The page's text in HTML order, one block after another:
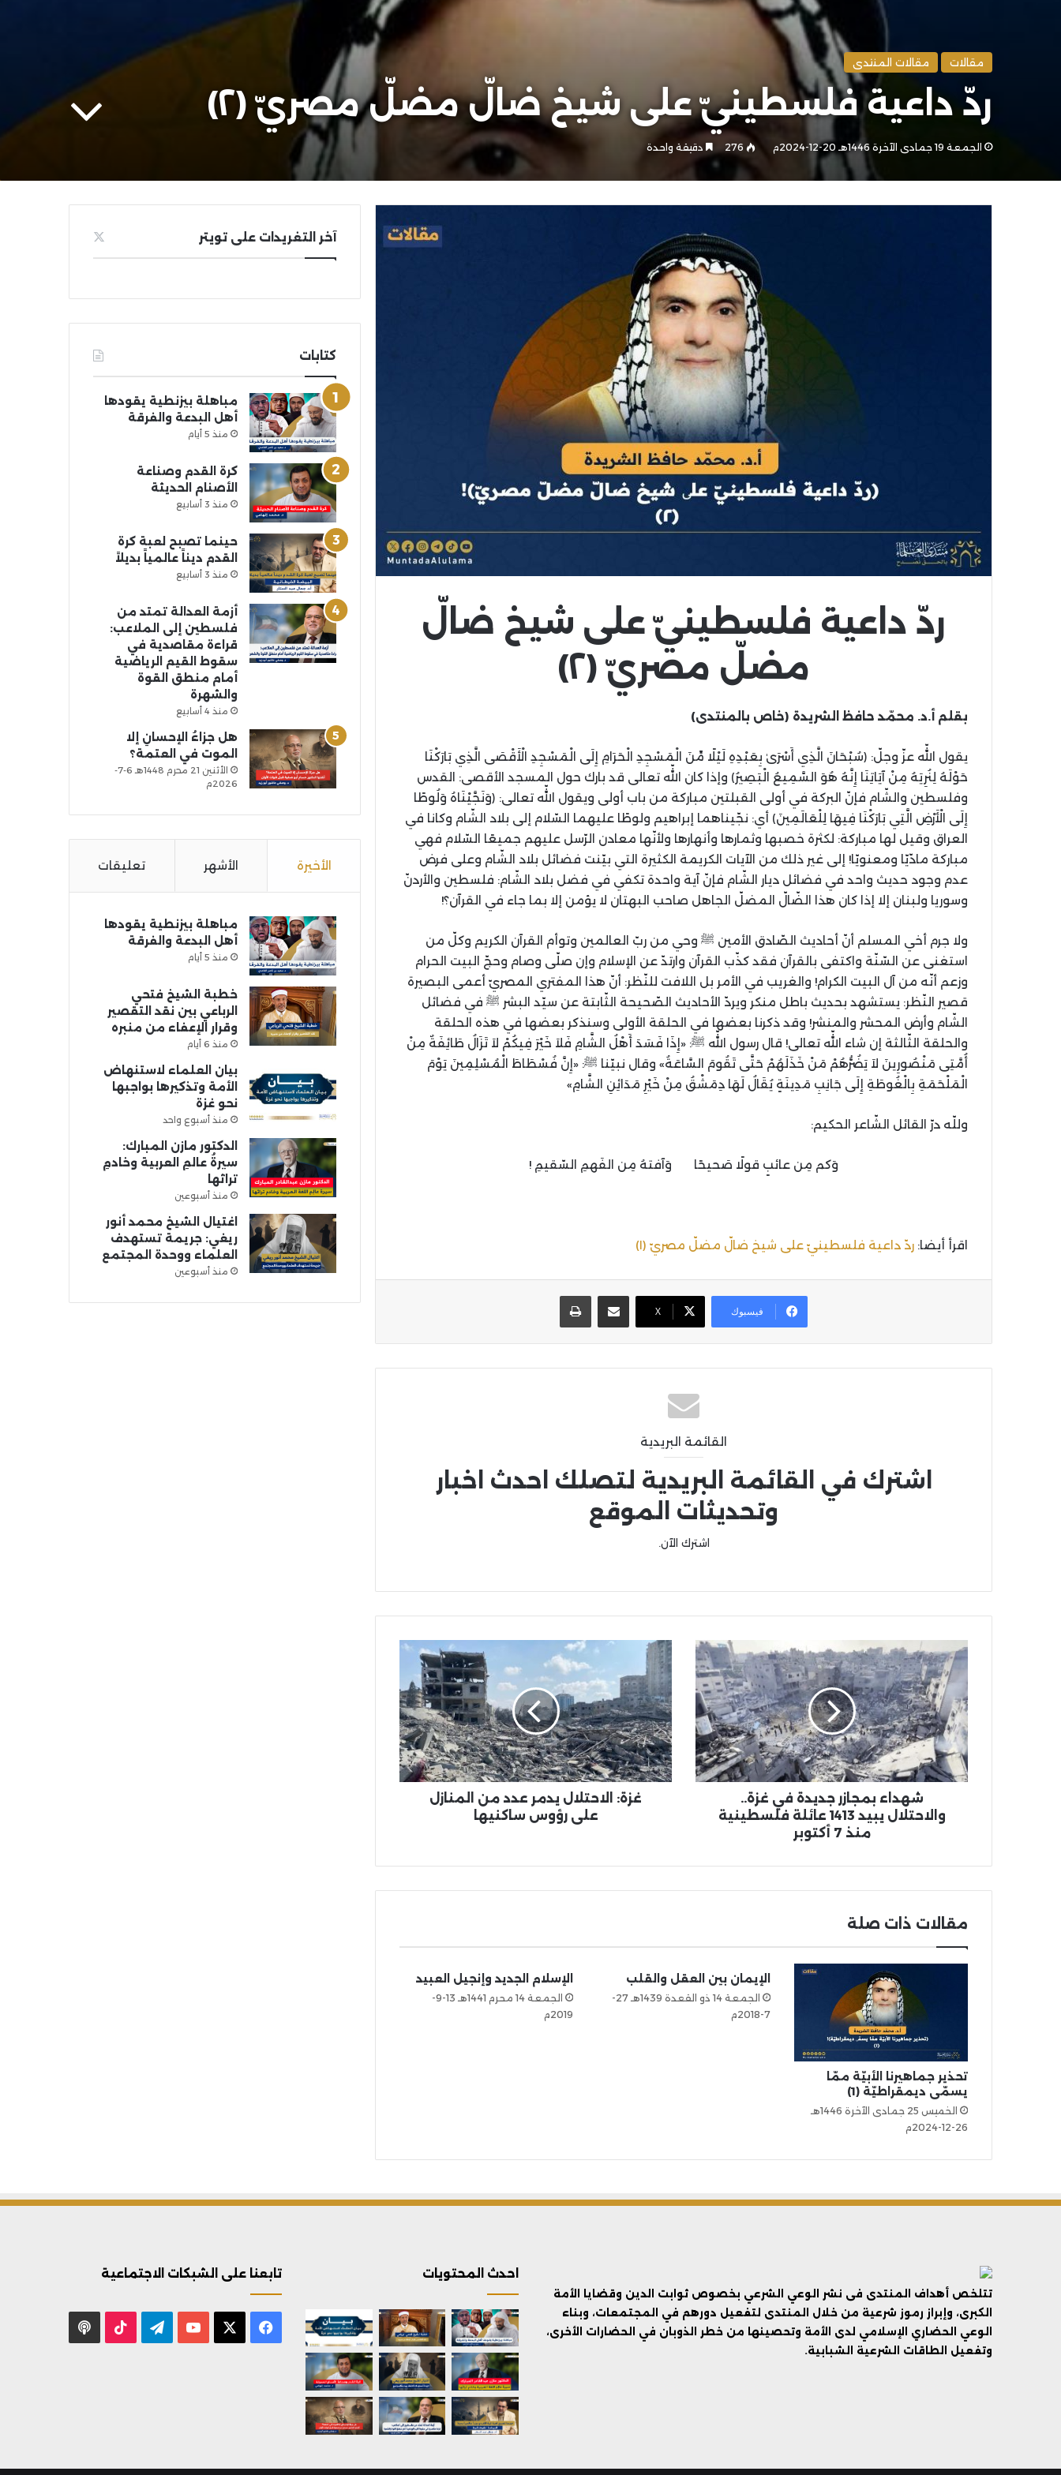
مقالات مقالات المنتدى
ردّ داعية فلسطينيّ علی شيخ ضالّ مضلّ مصريّ (٢)
الجمعة 19 جمادى الآخرة 1446هـ 20-12-2024م 276 دقيقة واحدة
ردّ داعية فلسطينيّ علی شيخ ضالّ
مضلّ مصريّ (٢)
بقلم أ.د. محمّد حافظ الشريدة (خاص بالمنتدى)
يقول اللّه عزّ وجلّ: ﴿سُبْحَانَ الَّذِي أَسْرَىٰ بِعَبْدِهِ لَيْلًا مِّنَ الْمَسْجِدِ الْحَرَامِ إِلَى الْمَسْجِدِ الْأَقْصَى الَّذِي بَارَكْنَا
حَوْلَهُ لِنُرِيَهُ مِنْ آيَاتِنَا إِنَّهُ هُوَ السَّمِيعُ الْبَصِيرُ﴾ وإذا كان اللّه تعالی قد بارك حول المسجد الأقصی: القدس
وفلسطين والشّام فإنّ البركة في أولی القبلتين مباركة من باب أولی ويقول اللّه تعالی: ﴿وَنَجَّيْنَاهُ وَلُوطًا
إِلَى الْأَرْضِ الَّتِي بَارَكْنَا فِيهَا لِلْعَالَمِينَ﴾ أي: نجّيناهما إبراهيم ولوطًا عليهما السّلام إلى بلاد الشّام وكانا في
العراق وقيل لها مباركة: لكثرة خصبها وثمارها وأنهارها ولأنّها معادن الرّسل عليهم جميعًا السّلام فهي
مباركة مادّيّا ومعنويّا! إلی غير ذلك من الآيات الكريمة الكثيرة التي بيّنت فضائل بلاد الشّام وعلی فرض
عدم وجود حديث واحد في فضائل ديار الشّام فإنّ آية واحدة تكفي في فضل بلاد الشّام: فلسطين والأردنّ
وسوريا ولبنان إلا إذا كان هذا الضّالّ المضلّ الجاهل صاحب البهتان لا يؤمن إلا بما جاء في القرآن؟!
ولا جرم أخي المسلم أنّ أحاديث الصّادق الأمين ﷺ وحي من ربّ العالمين وتوأم القرآن الكريم وكلّ من
استغنی عن السّنّة واكتفی بالقرآن فقد كذّب القرآن وارتدّ عن الإسلام وإن صلّی وصام وحجّ البيت الحرام
وزعم أنّه من آل البيت الكرام! والغريب في الأمر بل اللافت للنّظر: أنّ هذا المفتري المصريّ أعمی البصيرة
قصير النّظر: يستشهد بحديث باطل منكر ويردّ الأحاديث الصّحيحة الثّابتة عن سيّد البشر ﷺ في فضائل
الشّام وأرض المحشر والمنشر! وقد ذكرنا بعضها في الحلقة الأولی وسنذكر بعضها في هذه الحلقة
والحلقة الثّالثة إن شاء اللّه تعالی! قال رسول اللّه ﷺ: «إِذَا فَسَدَ أَهْلُ الشَّامِ فَلاَ خَيْرَ فِيكُمْ لاَ تَزَالُ طَائِفَةٌ مِنْ
أُمَّتِى مَنْصُورِينَ لاَ يَضُرُّهُمْ مَنْ خَذَلَهُمْ حَتَّى تَقُومَ السَّاعَةُ» وقال نبيّنا ﷺ: «إِنَّ فُسْطَاطَ الْمُسْلِمِينَ يَوْمَ
الْمَلْحَمَةِ بِالْغُوطَةِ إِلَى جَانِبِ مَدِينَةٍ يُقَالُ لَهَا دِمَشْقُ مِنْ خَيْرِ مَدَائِنِ الشَّامِ»
وللّه درّ القائل الشّاعر الحكيم:
وَكم مِن عائبٍ قولًا صَحيحًا وَآفتهُ مِن الفَهمِ السّقيمِ !
اقرأ أيضا: ردّ داعية فلسطينيّ علی شيخ ضالّ مضلّ مصريّ (١)
فيسبوك X
مشاركة عبر البريد
القائمة البريدية
اشترك في القائمة البريدية لتصلك احدث اخبار
وتحديثات الموقع
اشترك الآن.
شهداء بمجازر جديدة في غزة..
والاحتلال يبيد 1413 عائلة فلسطينية
منذ 7 أكتوبر
غزة: الاحتلال يدمر عدد من المنازل
على رؤوس ساكنيها
مقالات ذات صلة
تحذير جماهيرنا الأبيّة ممّا
يسمّی ديمقراطيّة (1)
الخميس 25 جمادى الآخرة 1446هـ
26-12-2024م
الإيمان بين العقل والقلب
الجمعة 14 ذو القعدة 1439هـ 27-
7-2018م
الإسلام الجديد وإنجيل العبيد
الجمعة 14 محرم 1441هـ 13-9-
2019م
آخر التغريدات على تويتر
كتابات
مباهلة بيزنطية يقودها
أهل البدعة والفرقة
منذ 5 أيام
كرة القدم وصناعة
الأصنام الحديثة
منذ 3 أسابيع
حينما تصبح لعبة كرة
القدم ديناً عالمياً بديلاً
منذ 3 أسابيع
أزمة العدالة تمتد من
فلسطين إلى الملاعب:
قراءة مقاصدية في
سقوط القيم الرياضية
أمام منطق القوة
والشهرة
منذ 4 أسابيع
هل جزاءُ الإحسانِ إلا
الموت في العتمة؟
الأثنين 21 محرم 1448هـ 6-7-
2026م
الأخيرة الأشهر تعليقات
مباهلة بيزنطية يقودها
أهل البدعة والفرقة
منذ 5 أيام
خطبة الشيخ فتحي
الرباعي بين نقد التقصير
وقرار الإعفاء من منبره
منذ 6 أيام
بيان العلماء لاستنهاض
الأمة وتذكيرها بواجبها
نحو غزة
منذ أسبوع واحد
الدكتور مازن المبارك:
سيرةُ عالمِ العربية وخادمِ
تراثها
منذ أسبوعين
اغتيال الشيخ محمد أنور
ريغي: جريمة تستهدف
العلماء ووحدة المجتمع
منذ أسبوعين
تتلخص أهداف المنتدى فى نشر الوعي الشرعي بخصوص ثوابت الدين وقضايا الأمة
الكبرى، وإبراز رموز شرعية من خلال المنتدى لتفعيل دورهم في المجتمعات، وبناء
الوعي الحضاري الإسلامي لدى الأمة وتحصينها من خطر الذوبان في الحضارات الأخرى،
وتفعيل الطاقات الشرعية الشبابية.
احدث المحتويات تابعنا على الشبكات الاجتماعية
فيسبوك يوتيوب تيلقرام ‫TikTok